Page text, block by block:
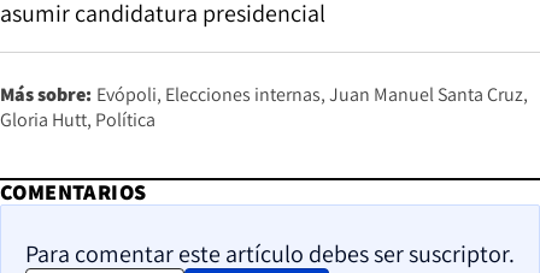
asumir candidatura presidencial
Más sobre: Evópoli Elecciones internas Juan Manuel Santa Cruz
Gloria Hutt Política
COMENTARIOS
Para comentar este artículo debes ser suscriptor.